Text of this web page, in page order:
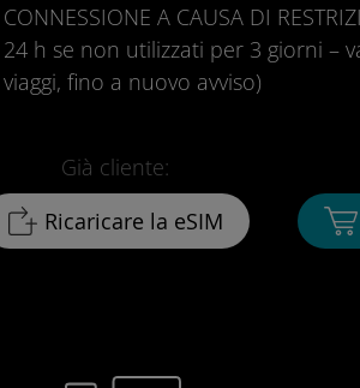
CONNESSIONE A CAUSA DI
24 h se non utilizzati per 3 giorni –
viaggi, fino a nuovo avviso)
Già cliente:
Ricaricare la eSIM